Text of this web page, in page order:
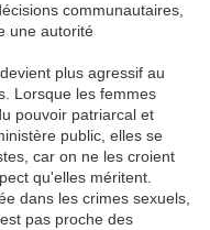
communautaires,
une autorité
plus agressif au
Lorsque les femmes
pouvoir patriarcal et
public, elles se
car on ne les croient
qu'elles méritent.
dans les crimes sexuels,
pas proche des